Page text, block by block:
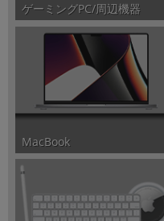
ゲーミングPC/周辺機器
MacBook